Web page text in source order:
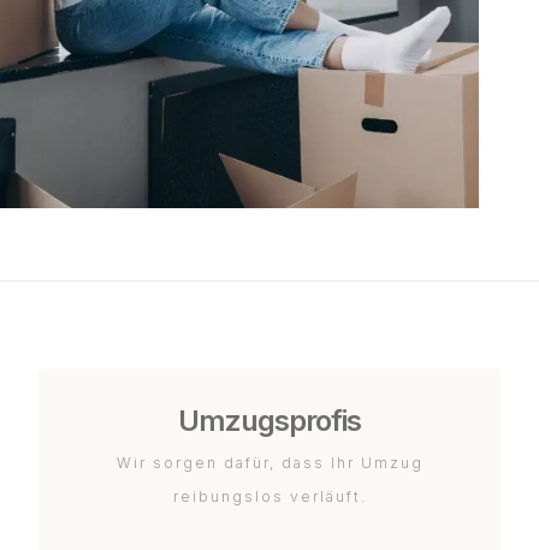
Umzugsprofis
Wir sorgen dafür, dass Ihr Umzug
reibungslos verläuft.